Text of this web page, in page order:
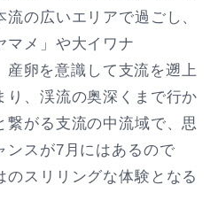
の広いエリアで過ごし、
マメ」や大イワナ
産卵を意識して支流を遡上
り、渓流の奥深くまで行か
繋がる支流の中流域で、思
ンスが7月にはあるので
スリリングな体験となる